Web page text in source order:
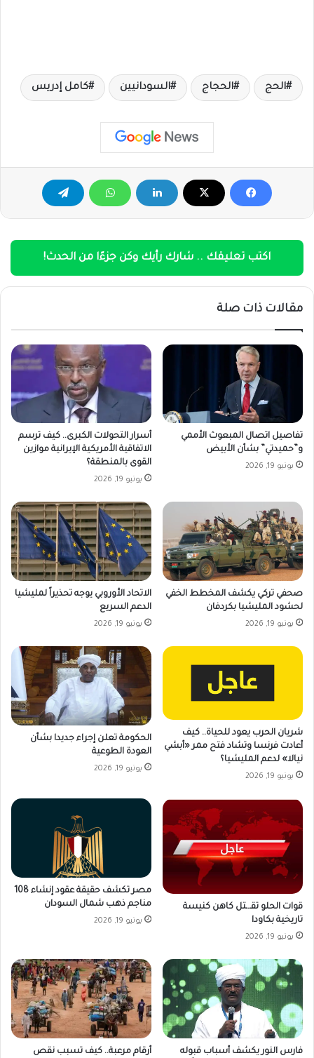
الحج الحجاج السودانيين كامل إدريس
اكتب تعليقك .. شارك رأيك وكن جزءًا من الحدث!
مقالات ذات صلة
تفاصيل اتصال المبعوث الأممي
و”حميدتي” بشأن الأبيض
يونيو 19, 2026
أسرار التحولات الكبرى.. كيف ترسم
الاتفاقية الأمريكية الإيرانية موازين
القوى بالمنطقة؟
يونيو 19, 2026
صحفي تركي يكشف المخطط الخفي
لحشود المليشيا بكردفان
يونيو 19, 2026
الاتحاد الأوروبي يوجه تحذيراً لمليشيا
الدعم السريع
يونيو 19, 2026
شريان الحرب يعود للحياة.. كيف
أعادت فرنسا وتشاد فتح ممر «أبشي
نيالا» لدعم المليشيا؟
يونيو 19, 2026
الحكومة تعلن إجراء جديدا بشأن
العودة الطوعية
يونيو 19, 2026
قوات الحلو تقـ.ـتل كاهن كنيسة
تاريخية بكاودا
يونيو 19, 2026
مصر تكشف حقيقة عقود إنشاء 108
مناجم ذهب شمال السودان
يونيو 19, 2026
فارس النور يكشف أسباب قبوله
أرقام مرعبة.. كيف تسبب نقص